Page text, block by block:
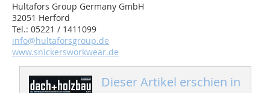
Hultafors Group Germany GmbH
32051 Herford
Tel.: 05221 / 1411099
info@hultaforsgroup.de
www.snickersworkwear.de
Dieser Artikel erschien in